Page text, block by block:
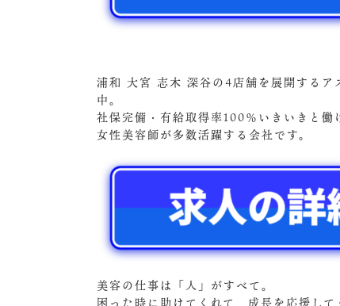
浦和 大宮 志木 深谷の4店舗を展開するア
中。
社保完備・有給取得率100％いきいきと
女性美容師が多数活躍する会社です。
美容の仕事は「人」がすべて。
困った時に助けてくれて、成長を応援し